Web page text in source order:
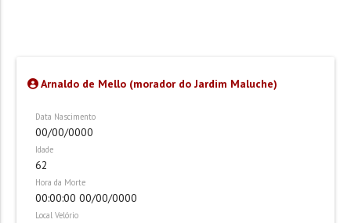
Arnaldo de Mello (morador do Jardim Maluche)
Data Nascimento
00/00/0000
Idade
62
Hora da Morte
00:00:00 00/00/0000
Local Velório